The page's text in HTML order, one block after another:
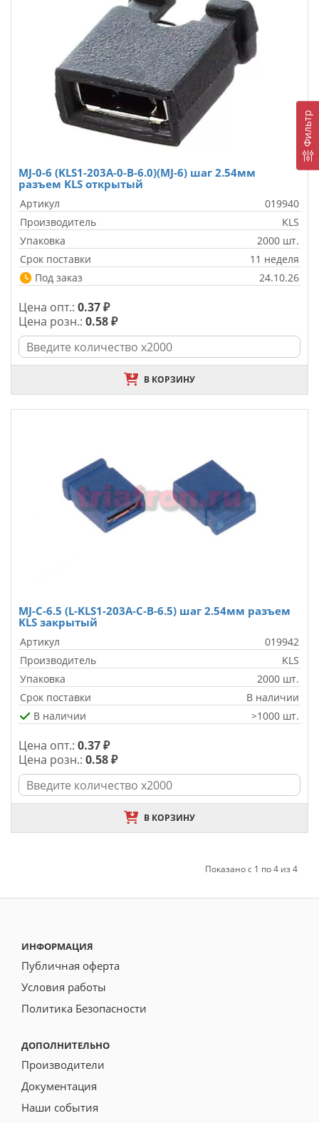
Фильтр
MJ-0-6 (KLS1-203A-0-B-6.0)(MJ-6) шаг 2.54мм
разъем KLS открытый
Артикул
019940
Производитель
KLS
Упаковка
2000 шт.
Срок поставки
11 неделя
Под заказ
24.10.26
Цена опт.: 0.37 ₽
Цена розн.: 0.58 ₽
В КОРЗИНУ
MJ-C-6.5 (L-KLS1-203A-C-B-6.5) шаг 2.54мм разъем
KLS закрытый
Артикул
019942
Производитель
KLS
Упаковка
2000 шт.
Срок поставки
В наличии
В наличии
>1000 шт.
Цена опт.: 0.37 ₽
Цена розн.: 0.58 ₽
В КОРЗИНУ
Показано с 1 по 4 из 4
ИНФОРМАЦИЯ
Публичная оферта
Условия работы
Политика Безопасности
ДОПОЛНИТЕЛЬНО
Производители
Документация
Наши события